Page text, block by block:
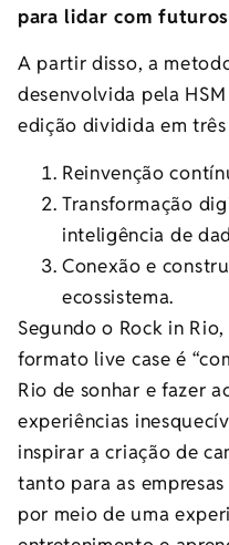
para lidar com
A partir disso, a
desenvolvida pela
edição dividida em três
Reinvenção
Transformação
inteligência de
Conexão e
ecossistema.
Segundo o Rock in
formato live case é
Rio de sonhar e fazer
experiências
inspirar a criação de
tanto para as
por meio de uma